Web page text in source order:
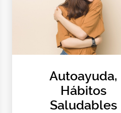
Autoayuda,
Hábitos
Saludables